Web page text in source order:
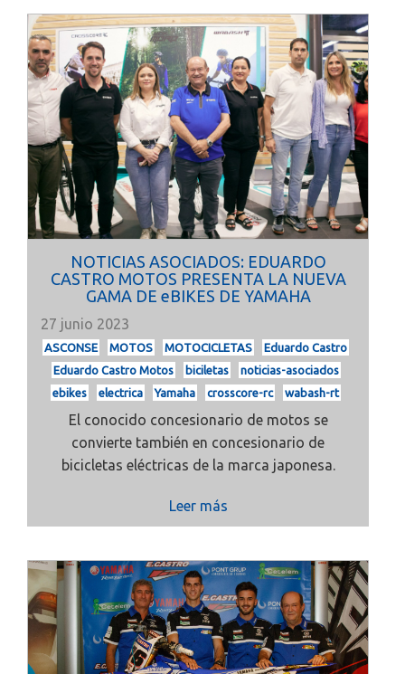
NOTICIAS ASOCIADOS: EDUARDO
CASTRO MOTOS PRESENTA LA NUEVA
GAMA DE eBIKES DE YAMAHA
27 junio 2023
ASCONSE MOTOS MOTOCICLETAS
Eduardo Castro
Eduardo Castro Motos
biciletas
noticias-asociados
ebikes
electrica Yamaha crosscore-rc wabash-rt
El conocido concesionario de motos se
convierte también en concesionario de
bicicletas eléctricas de la marca japonesa.
Leer más